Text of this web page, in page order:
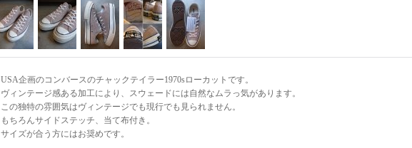
USA企画のコンバースのチャックテイラー1970sローカットです。
ヴィンテージ感ある加工により、スウェードには自然なムラっ気があります。
この独特の雰囲気はヴィンテージでも現行でも見られません。
もちろんサイドステッチ、当て布付き。
サイズが合う方にはお奨めです。